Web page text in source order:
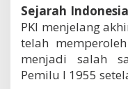
Sejarah Indonesia
PKI menjelang
telah
menjadi salah
Pemilu I 1955